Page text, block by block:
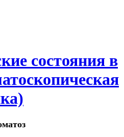
состояния в